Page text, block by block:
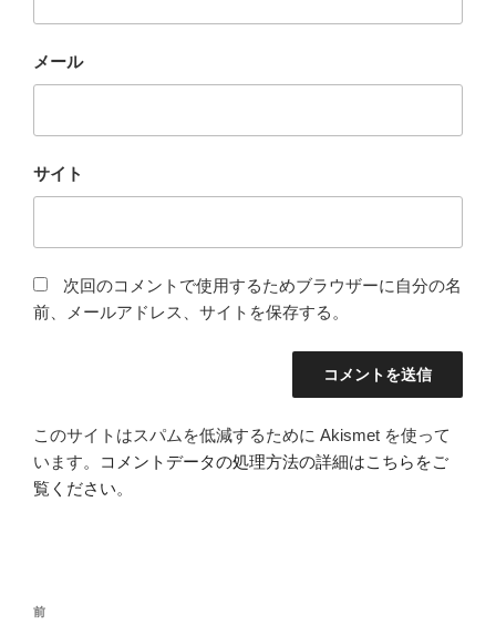
メール
サイト
次回のコメントで使用するためブラウザーに自分の名
前、メールアドレス、サイトを保存する。
このサイトはスパムを低減するために Akismet を使って
います。
コメントデータの処理方法の詳細はこちらをご
覧ください。
投
前
前